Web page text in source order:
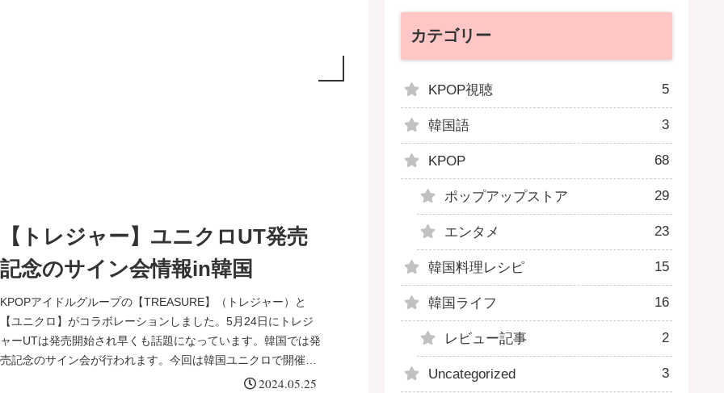
【トレジャー】ユニクロUT発売
記念のサイン会情報in韓国
KPOPアイドルグループの【TREASURE】（トレジャー）と
【ユニクロ】がコラボレーションしました。5月24日にトレジ
ャーUTは発売開始され早くも話題になっています。韓国では発
売記念のサイン会が行われます。今回は韓国ユニクロで開催の
【TREASURE】（トレジャー）UT発売記念のサイン会につい
2024.05.25
カテゴリー
KPOP視聴 5
韓国語 3
KPOP 68
ポップアップストア 29
エンタメ 23
韓国料理レシピ 15
韓国ライフ 16
レビュー記事 2
Uncategorized 3